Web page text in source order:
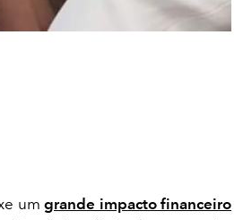
umgrande impacto financeiro